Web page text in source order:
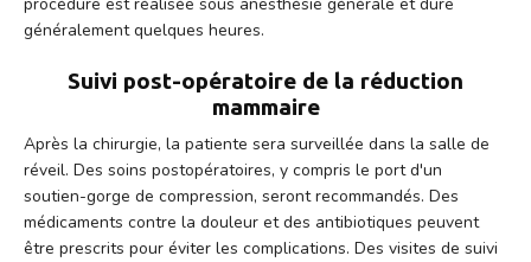
procédure est réalisée sous anesthésie générale et dure
généralement quelques heures.
Suivi post-opératoire de la réduction
mammaire
Après la chirurgie, la patiente sera surveillée dans la salle de
réveil. Des soins postopératoires, y compris le port d'un
soutien-gorge de compression, seront recommandés. Des
médicaments contre la douleur et des antibiotiques peuvent
être prescrits pour éviter les complications. Des visites de suivi